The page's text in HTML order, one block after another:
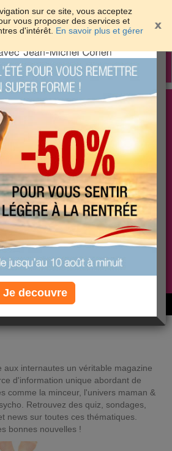
sur ce site, vous acceptez
vous proposer des services et
d'intérêt. En savoir plus et gérer
pour maigrir et être bien
dans sa peau
PLUS
SANTÉ
PLUS
COACHING
préfère le régime gratuit
maigri et réappris à manger avec nous
aux internautes un véritable magazine
d'information unique abordant de
comme la minceur, l'univers maman &
Retrouvez des quiz, sondages,
news sur toutes ces thématiques.
bonnes nouvelles !
×
Je decouvre